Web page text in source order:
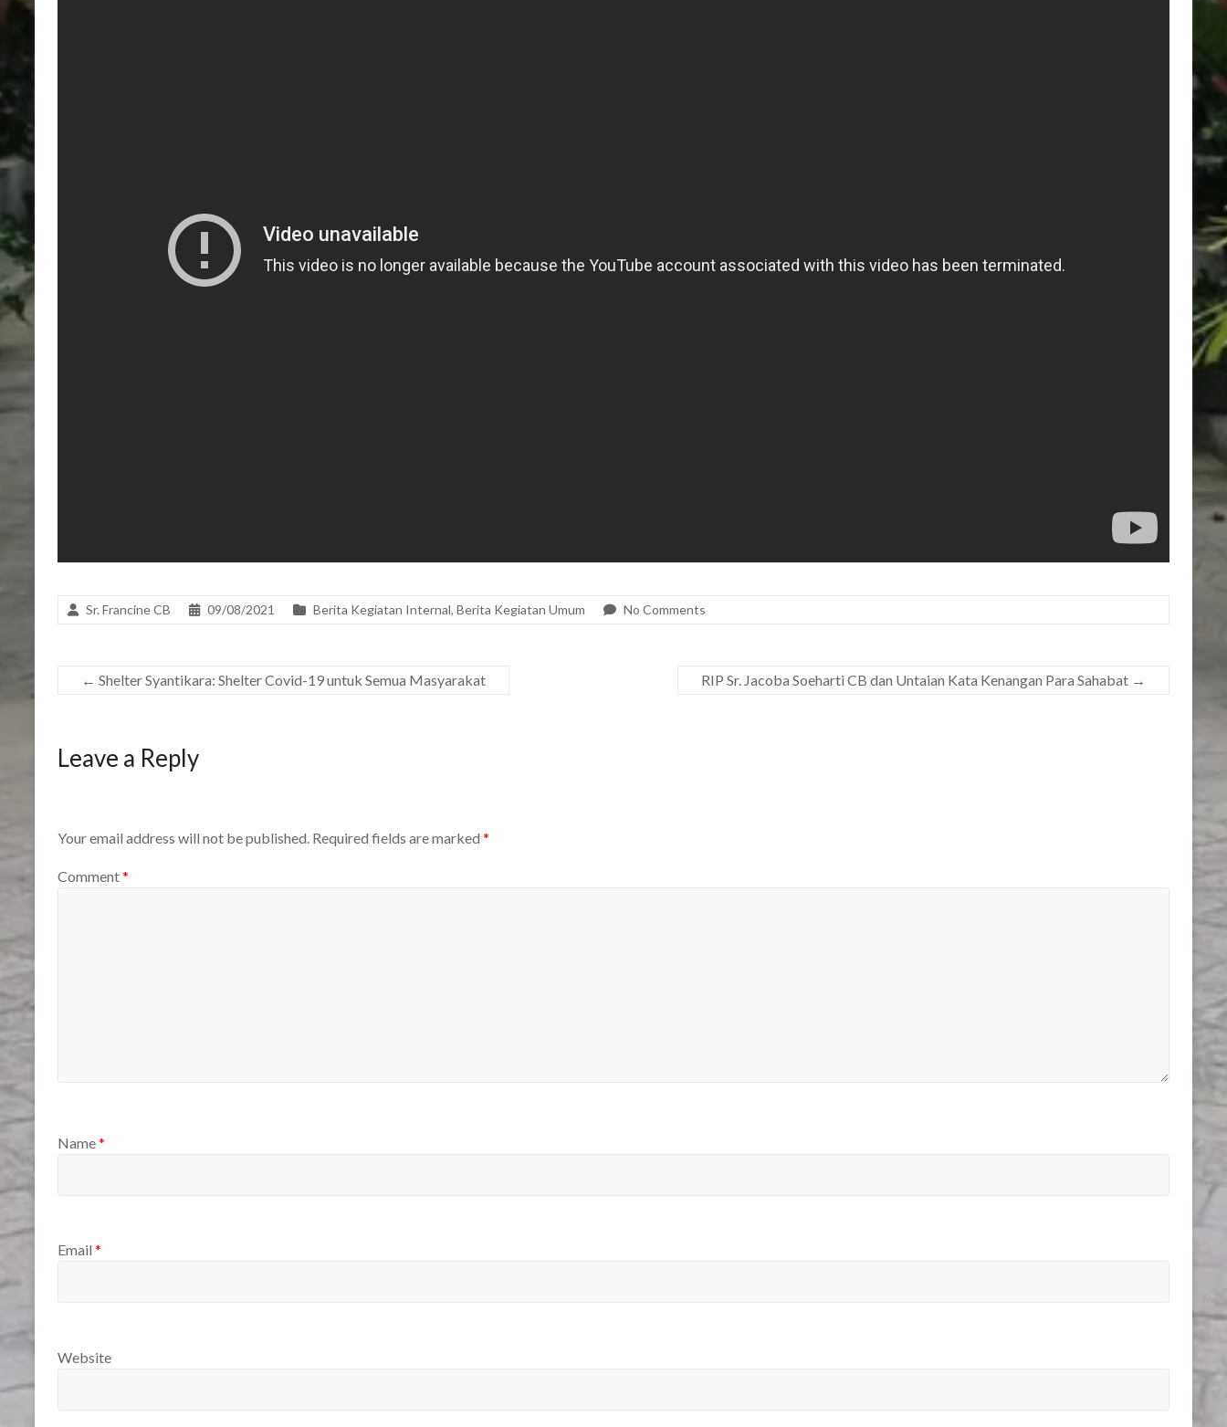
Sr. Francine CB 09/08/2021 Berita Kegiatan Internal, Berita Kegiatan Umum No Comments
← Shelter Syantikara: Shelter Covid-19 untuk Semua Masyarakat RIP Sr. Jacoba Soeharti CB dan Untaian Kata Kenangan Para Sahabat →
Leave a Reply
Your email address will not be published. Required fields are marked *
Comment*
Name*
Email *
Website